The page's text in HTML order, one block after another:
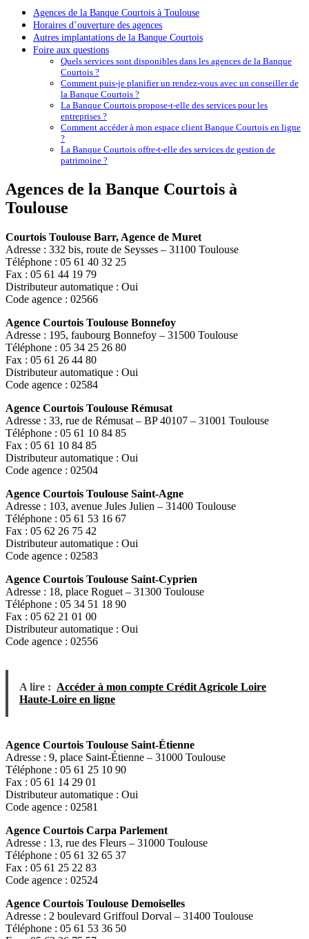
Agences de la Banque Courtois à Toulouse
Horaires d’ouverture des agences
Autres implantations de la Banque Courtois
Foire aux questions
Quels services sont disponibles dans les agences de la Banque
Courtois ?
Comment puis-je planifier un rendez-vous avec un conseiller de
la Banque Courtois ?
La Banque Courtois propose-t-elle des services pour les
entreprises ?
Comment accéder à mon espace client Banque Courtois en ligne
?
La Banque Courtois offre-t-elle des services de gestion de
patrimoine ?
Agences de la Banque Courtois à
Toulouse
Courtois Toulouse Barr, Agence de Muret
Adresse : 332 bis, route de Seysses – 31100 Toulouse
Téléphone : 05 61 40 32 25
Fax : 05 61 44 19 79
Distributeur automatique : Oui
Code agence : 02566
Agence Courtois Toulouse Bonnefoy
Adresse : 195, faubourg Bonnefoy – 31500 Toulouse
Téléphone : 05 34 25 26 80
Fax : 05 61 26 44 80
Distributeur automatique : Oui
Code agence : 02584
Agence Courtois Toulouse Rémusat
Adresse : 33, rue de Rémusat – BP 40107 – 31001 Toulouse
Téléphone : 05 61 10 84 85
Fax : 05 61 10 84 85
Distributeur automatique : Oui
Code agence : 02504
Agence Courtois Toulouse Saint-Agne
Adresse : 103, avenue Jules Julien – 31400 Toulouse
Téléphone : 05 61 53 16 67
Fax : 05 62 26 75 42
Distributeur automatique : Oui
Code agence : 02583
Agence Courtois Toulouse Saint-Cyprien
Adresse : 18, place Roguet – 31300 Toulouse
Téléphone : 05 34 51 18 90
Fax : 05 62 21 01 00
Distributeur automatique : Oui
Code agence : 02556
A lire : Accéder à mon compte Crédit Agricole Loire
Haute-Loire en ligne
Agence Courtois Toulouse Saint-Étienne
Adresse : 9, place Saint-Étienne – 31000 Toulouse
Téléphone : 05 61 25 10 90
Fax : 05 61 14 29 01
Distributeur automatique : Oui
Code agence : 02581
Agence Courtois Carpa Parlement
Adresse : 13, rue des Fleurs – 31000 Toulouse
Téléphone : 05 61 32 65 37
Fax : 05 61 25 22 83
Code agence : 02524
Agence Courtois Toulouse Demoiselles
Adresse : 2 boulevard Griffoul Dorval – 31400 Toulouse
Téléphone : 05 61 53 36 50